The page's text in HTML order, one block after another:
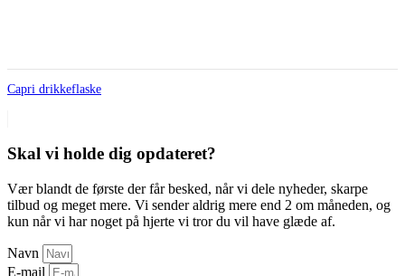
Capri drikkeflaske
Skal vi holde dig opdateret?
Vær blandt de første der får besked, når vi dele nyheder, skarpe
tilbud og meget mere. Vi sender aldrig mere end 2 om måneden, og
kun når vi har noget på hjerte vi tror du vil have glæde af.
Navn
E-mail